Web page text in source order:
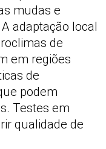
mudas e
A adaptação local
de
em regiões
de
podem
Testes em
qualidade de